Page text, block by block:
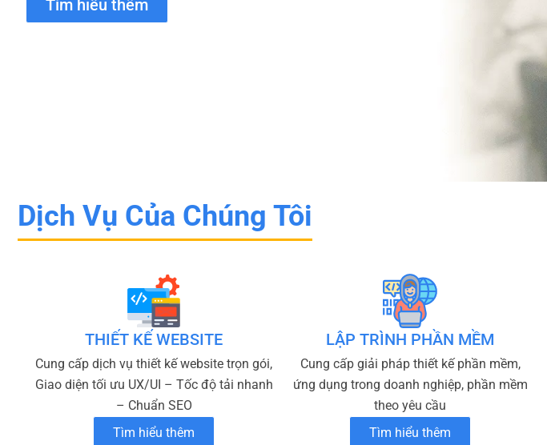
Tìm hiểu thêm
Dịch Vụ Của Chúng Tôi
THIẾT KẾ WEBSITE
Cung cấp dịch vụ thiết kế website trọn gói,
Giao diện tối ưu UX/UI – Tốc độ tải nhanh
– Chuẩn SEO
Tìm hiểu thêm
LẬP TRÌNH PHẦN MỀM
Cung cấp giải pháp thiết kế phần mềm,
ứng dụng trong doanh nghiệp, phần mềm
theo yêu cầu
Tìm hiểu thêm